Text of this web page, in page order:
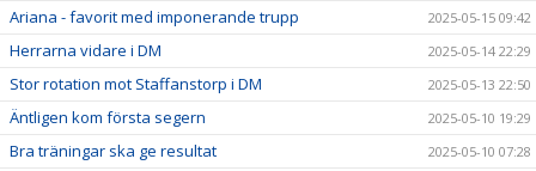
Ariana - favorit med imponerande trupp 2025-05-15 09:42
Herrarna vidare i DM 2025-05-14 22:29
Stor rotation mot Staffanstorp i DM 2025-05-13 22:50
Äntligen kom första segern 2025-05-10 19:29
Bra träningar ska ge resultat 2025-05-10 07:28